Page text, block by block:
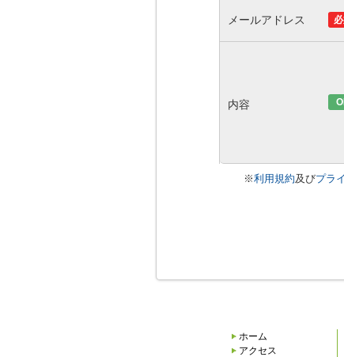
メールアドレス
内容
※利用規約及びプラ
ホーム
アクセス